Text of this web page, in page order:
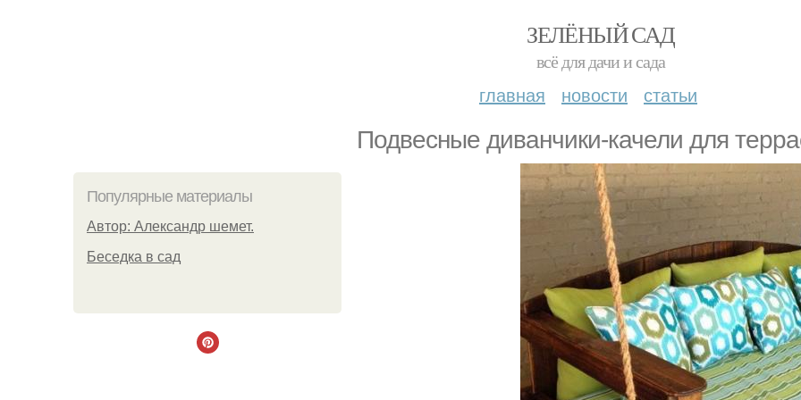
ЗЕЛЁНЫЙ САД
всё для дачи и сада
главная новости статьи
Подвесные диванчики-качели для
Популярные материалы
Автор: Александр шемет.
Беседка в сад